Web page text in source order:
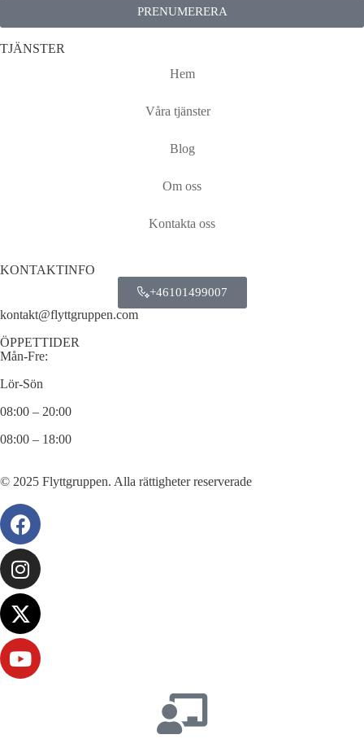
PRENUMERERA
TJÄNSTER
Hem
Våra tjänster
Blog
Om oss
Kontakta oss
KONTAKTINFO
+46101499007
kontakt@flyttgruppen.com
ÖPPETTIDER
Mån-Fre:
Lör-Sön
08:00 – 20:00
08:00 – 18:00
© 2025 Flyttgruppen. Alla rättigheter reserverade